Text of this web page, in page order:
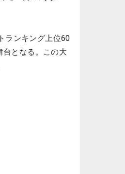
ランキング上位60
台となる。この大